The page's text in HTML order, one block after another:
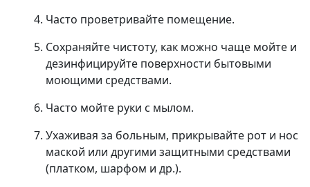
Часто проветривайте помещение.
Сохраняйте чистоту, как можно чаще мойте и
дезинфицируйте поверхности бытовыми
моющими средствами.
Часто мойте руки с мылом.
Ухаживая за больным, прикрывайте рот и нос
маской или другими защитными средствами
(платком, шарфом и др.).